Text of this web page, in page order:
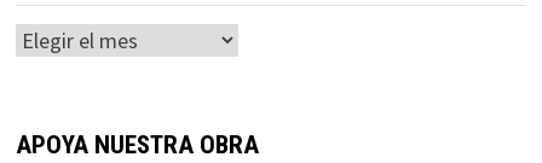
Archivos
APOYA NUESTRA OBRA